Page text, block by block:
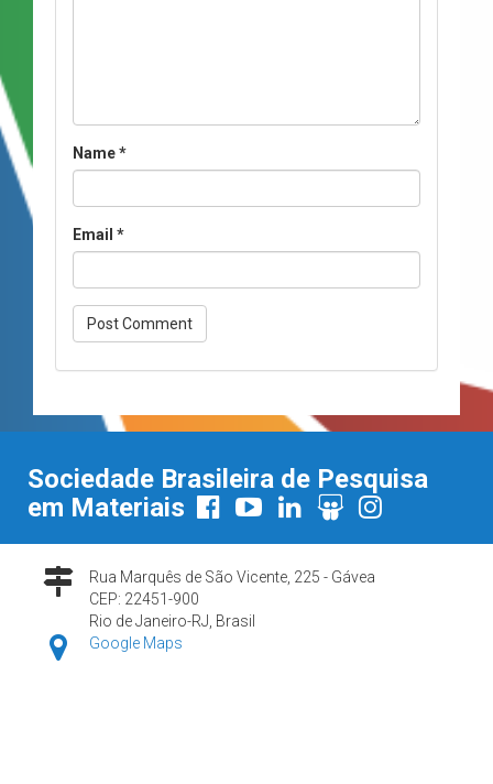
Name*
Email *
Sociedade Brasileira de Pesquisa
em Materiais
Rua Marquês de São Vicente, 225 - Gávea
CEP: 22451-900
Rio de Janeiro-RJ, Brasil
Google Maps